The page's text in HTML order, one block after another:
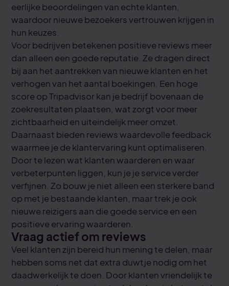
eerlijke beoordelingen van echte klanten,
waardoor nieuwe bezoekers vertrouwen krijgen in
hun keuzes.
Voor bedrijven betekenen positieve reviews meer
dan alleen een goede reputatie. Ze dragen direct
bij aan het aantrekken van nieuwe klanten en het
verhogen van het aantal boekingen. Een hoge
score op Tripadvisor kan je bedrijf bovenaan de
zoekresultaten plaatsen, wat zorgt voor meer
zichtbaarheid en uiteindelijk meer omzet.
Daarnaast bieden reviews waardevolle feedback
waarmee je de klantervaring kunt optimaliseren.
Door te lezen wat klanten waarderen en waar
verbeterpunten liggen, kun je je service verder
verfijnen. Zo bouw je niet alleen een sterkere band
op met je bestaande klanten, maar trek je ook
nieuwe reizigers aan die goede service en een
positieve ervaring waarderen.
Vraag actief om reviews
Veel klanten zijn bereid hun mening te delen, maar
hebben soms net dat extra duwtje nodig om het
daadwerkelijk te doen. Door klanten vriendelijk te